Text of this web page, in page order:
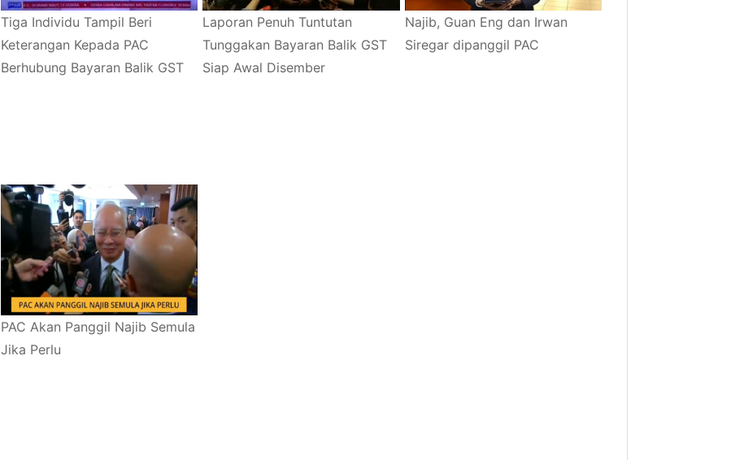
Tiga Individu Tampil Beri
Keterangan Kepada PAC
Berhubung Bayaran Balik GST
Laporan Penuh Tuntutan
Tunggakan Bayaran Balik GST
Siap Awal Disember
Najib, Guan Eng dan Irwan
Siregar dipanggil PAC
PAC Akan Panggil Najib Semula
Jika Perlu